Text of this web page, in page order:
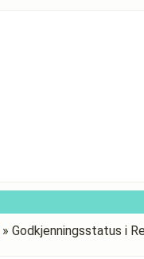
» Godkjenningsstatus i